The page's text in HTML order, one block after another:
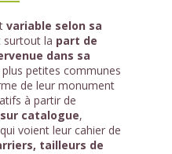
variable selon sa
surtout la part de
dans sa
plus petites communes
de leur monument
à partir de
catalogue,
voient leur cahier de
tailleurs de